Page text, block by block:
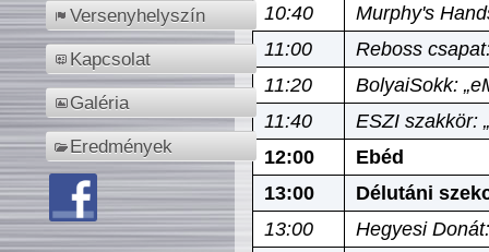
Versenyhelyszín
Kapcsolat
Galéria
Eredmények
10:40
Murphy's
11:00
Reboss
11:20
BolyaiSokk:
11:40
ESZI szakkör:
12:00
Ebéd
13:00
Délutáni
13:00
Hegyesi